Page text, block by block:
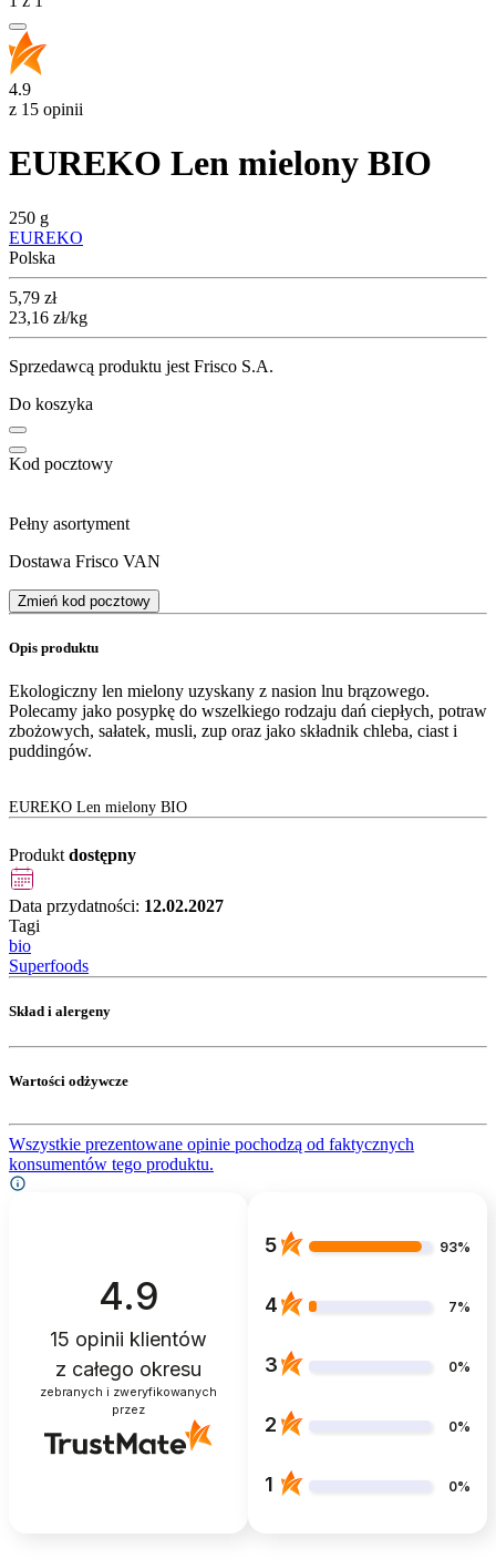
4.9
z 15 opinii
EUREKO Len mielony BIO
250 g
EUREKO
Polska
Cena
5,79 zł
23,16 zł/kg
Sprzedawcą produktu jest Frisco S.A.
Do koszyka
Kod pocztowy
Pełny asortyment
Dostawa Frisco VAN
Zmień kod pocztowy
Opis produktu
Ekologiczny len mielony uzyskany z nasion lnu brązowego.
Polecamy jako posypkę do wszelkiego rodzaju dań ciepłych, potraw
zbożowych, sałatek, musli, zup oraz jako składnik chleba, ciast i
puddingów.
EUREKO Len mielony BIO
Produkt dostępny
Data przydatności: 12.02.2027
Tagi
bio
Superfoods
Skład i alergeny
Wartości odżywcze
Wszystkie prezentowane opinie pochodzą od faktycznych
konsumentów tego produktu.
4.9
15 opinii klientów
z całego okresu
zebranych i zweryfikowanych
przez
5 93%
4 7%
3 0%
2 0%
1 0%